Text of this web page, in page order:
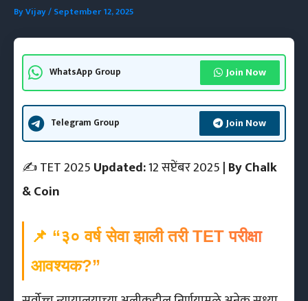
ByVijay/September 12, 2025
WhatsApp Group Join Now
Telegram Group Join Now
✍️ TET 2025Updated:12 सप्टेंबर 2025| By Chalk
& Coin
📌 “३० वर्ष सेवा झाली तरी TET परीक्षा
आवश्यक?”